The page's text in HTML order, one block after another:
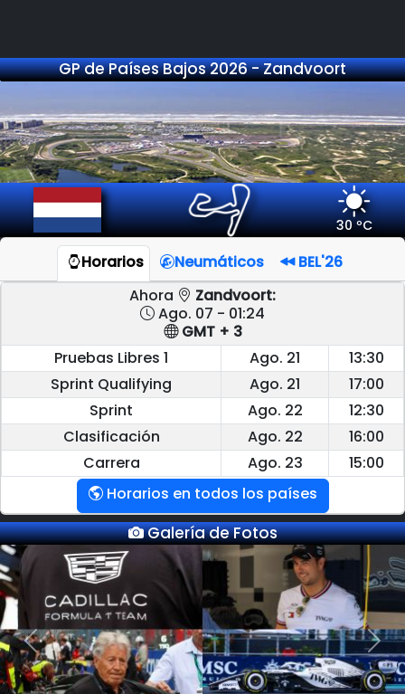
GP de Países Bajos 2026 - Zandvoort
30 ºC
Horarios Neumáticos
BEL'26
Ahora
Zandvoort:
Ago. 07 - 01:24
GMT + 3
Pruebas Libres 1
Ago. 21
13:30
Sprint Qualifying
Ago. 21
17:00
Sprint
Ago. 22
12:30
Clasificación
Ago. 22
16:00
Carrera
Ago. 23
15:00
Horarios en todos los países
Galería de Fotos
Previous Next